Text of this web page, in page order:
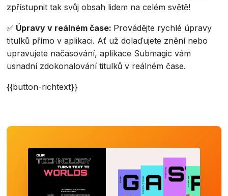
zpřístupnit tak svůj obsah lidem na celém světě!
✅ Úpravy v reálném čase: Provádějte rychlé úpravy
titulků přímo v aplikaci. Ať už dolaďujete znění nebo
upravujete načasování, aplikace Submagic vám
usnadní zdokonalování titulků v reálném čase.
{{button-richtext}}